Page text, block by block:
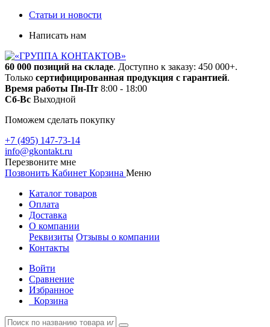
Статьи и новости
Написать нам
60 000 позиций на складе. Доступно к заказу: 450 000+.
Только сертифицированная продукция с гарантией.
Время работы Пн-Пт 8:00 - 18:00
Сб-Вс Выходной
Поможем сделать покупку
+7 (495) 147-73-14
info@gkontakt.ru
Перезвоните мне
Позвонить Кабинет Корзина Меню
Каталог товаров
Оплата
Доставка
О компании
Реквизиты Отзывы о компании
Контакты
Войти
Сравнение
Избранное
Корзина